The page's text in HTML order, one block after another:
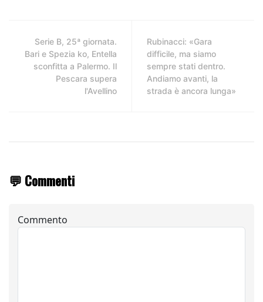
Serie B, 25ª giornata.
Bari e Spezia ko, Entella
sconfitta a Palermo. Il
Pescara supera
l'Avellino
Rubinacci: «Gara
difficile, ma siamo
sempre stati dentro.
Andiamo avanti, la
strada è ancora lunga»
💬 Commenti